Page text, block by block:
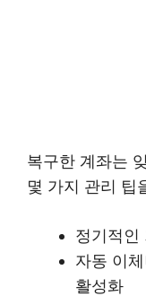
복구한 계좌는
몇 가지 관리 팁
정기적인
자동 이
활성화